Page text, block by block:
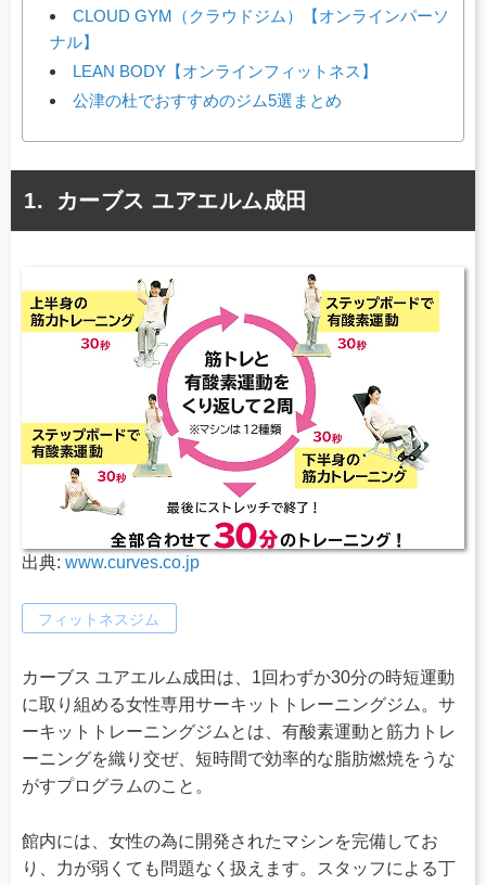
CLOUD GYM（クラウドジム）【オンラインパーソ
ナル】
LEAN BODY【オンラインフィットネス】
公津の杜でおすすめのジム5選まとめ
カーブス ユアエルム成田
出典: www.curves.co.jp
フィットネスジム
カーブス ユアエルム成田は、1回わずか30分の時短運動
に取り組める女性専用サーキットトレーニングジム。サ
ーキットトレーニングジムとは、有酸素運動と筋力トレ
ーニングを織り交ぜ、短時間で効率的な脂肪燃焼をうな
がすプログラムのこと。
館内には、女性の為に開発されたマシンを完備してお
り、力が弱くても問題なく扱えます。スタッフによる丁